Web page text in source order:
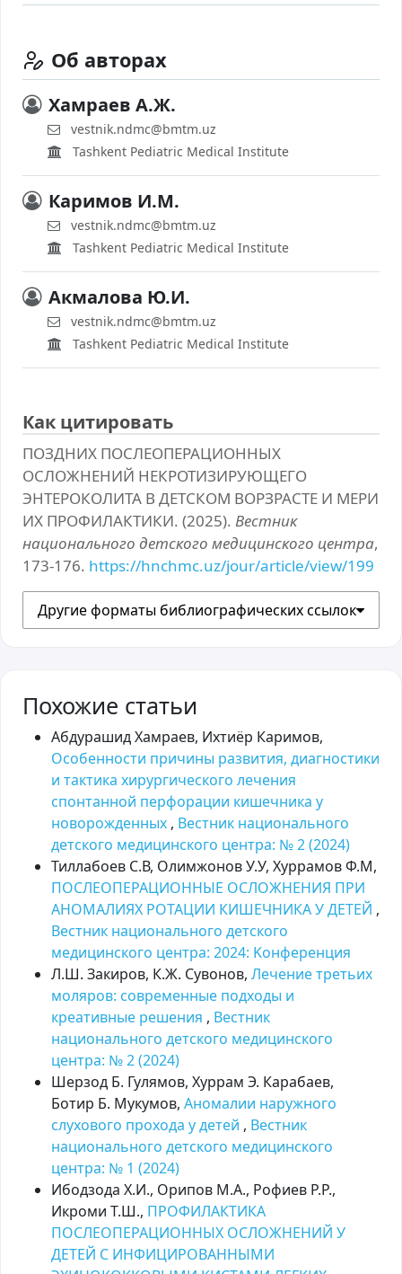
Об авторах
Хамраев А.Ж.
vestnik.ndmc@bmtm.uz
Tashkent Pediatric Medical Institute
Каримов И.М.
vestnik.ndmc@bmtm.uz
Tashkent Pediatric Medical Institute
Акмалова Ю.И.
vestnik.ndmc@bmtm.uz
Tashkent Pediatric Medical Institute
Как цитировать
ПОЗДНИХ ПОСЛЕОПЕРАЦИОННЫХ
ОСЛОЖНЕНИЙ НЕКРОТИЗИРУЮЩЕГО
ЭНТЕРОКОЛИТА В ДЕТСКОМ ВОРЗРАСТЕ И МЕРИ
ИХ ПРОФИЛАКТИКИ. (2025). Вестник
национального детского медицинского центра,
173-176. https://hnchmc.uz/jour/article/view/199
Другие форматы библиографических ссылок
Похожие статьи
Абдурашид Хамраев, Ихтиёр Каримов,
Особенности причины развития, диагностики
и тактика хирургического лечения
спонтанной перфорации кишечника у
новорожденных , Вестник национального
детского медицинского центра: № 2 (2024)
Тиллабоев С.В, Олимжонов У.У, Хуррамов Ф.М,
ПОСЛЕОПЕРАЦИОННЫЕ ОСЛОЖНЕНИЯ ПРИ
АНОМАЛИЯХ РОТАЦИИ КИШЕЧНИКА У ДЕТЕЙ ,
Вестник национального детского
медицинского центра: 2024: Kонференция
Л.Ш. Закиров, К.Ж. Сувонов, Лечение третьих
моляров: современные подходы и
креативные решения , Вестник
национального детского медицинского
центра: № 2 (2024)
Шерзод Б. Гулямов, Хуррам Э. Карабаев,
Ботир Б. Мукумов, Аномалии наружного
слухового прохода у детей , Вестник
национального детского медицинского
центра: № 1 (2024)
Ибодзода Х.И., Орипов М.А., Рофиев Р.Р.,
Икроми Т.Ш., ПРОФИЛАКТИКА
ПОСЛЕОПЕРАЦИОННЫХ ОСЛОЖНЕНИЙ У
ДЕТЕЙ С ИНФИЦИРОВАННЫМИ